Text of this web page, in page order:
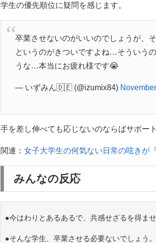
学生の優先順位に疑問を感じます。
卒業させないのがいいのでしょうが、
というのがきついですよね…そういう
うな…本当にお疲れ様です😭
— いずみん🇩🇪 (@izumix84)
手を差し伸べても応じないのならばサポー
関連： 女子大学生の何気ない日常の呟きが
みんなの反応
●今はわりとあるあるで、共感せざるを得ま
●そんな学生、卒業させる必要ないでしょう